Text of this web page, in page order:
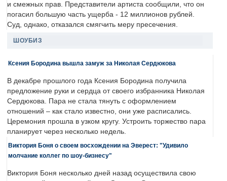
и смежных прав. Представители артиста сообщили, что он
погасил большую часть ущерба - 12 миллионов рублей.
Суд, однако, отказался смягчить меру пресечения.
ШОУБИЗ
Ксения Бородина вышла замуж за Николая Сердюкова
В декабре прошлого года Ксения Бородина получила
предложение руки и сердца от своего избранника Николая
Сердюкова. Пара не стала тянуть с оформлением
отношений – как стало известно, они уже расписались.
Церемония прошла в узком кругу. Устроить торжество пара
планирует через несколько недель.
Виктория Боня о своем восхождении на Эверест: "Удивило
молчание коллег по шоу-бизнесу"
Виктория Боня несколько дней назад осуществила свою